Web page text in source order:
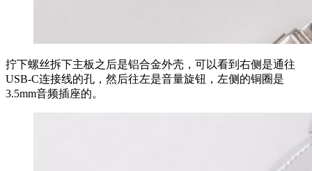
拧下螺丝拆下主板之后是铝合金外壳，可以看到右侧是通往
USB-C连接线的孔，然后往左是音量旋钮，左侧的铜圈是
3.5mm音频插座的。